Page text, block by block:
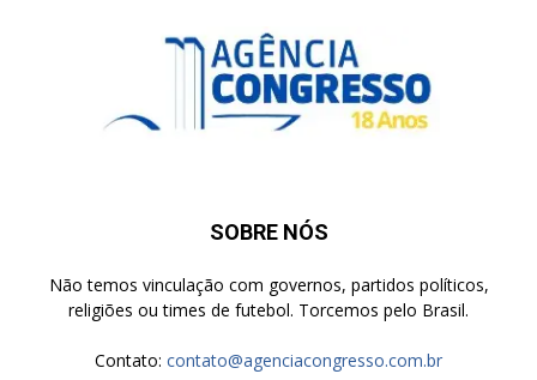
SOBRE NÓS
Não temos vinculação com governos, partidos políticos,
religiões ou times de futebol. Torcemos pelo Brasil.
Contato: contato@agenciacongresso.com.br